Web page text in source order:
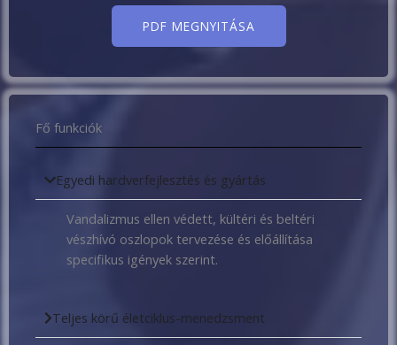
PDF MEGNYITÁSA
Fő funkciók
Egyedi hardverfejlesztés és gyártás
Vandalizmus ellen védett, kültéri és beltéri
vészhívó oszlopok tervezése és előállítása
specifikus igények szerint.
Teljes körű életciklus-menedzsment